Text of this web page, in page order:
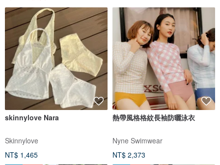
skinnylove Nara
Skinnylove
NT$ 1,465
熱帶風格格紋長袖防曬泳衣
Nyne Swimwear
NT$ 2,373